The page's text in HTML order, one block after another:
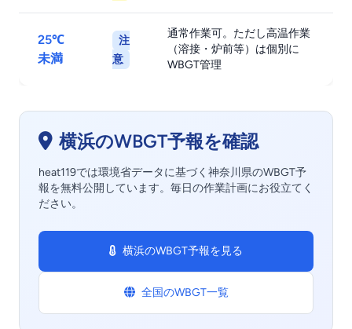
25℃
未満
注
意
通常作業可。ただし高温作業
（溶接・炉前等）は個別に
WBGT管理
横浜のWBGT予報を確認
heat119では環境省データに基づく神奈川県のWBGT予
報を無料公開しています。毎日の作業計画にお役立てく
ださい。
横浜のWBGT予報を見る
全国のWBGT一覧